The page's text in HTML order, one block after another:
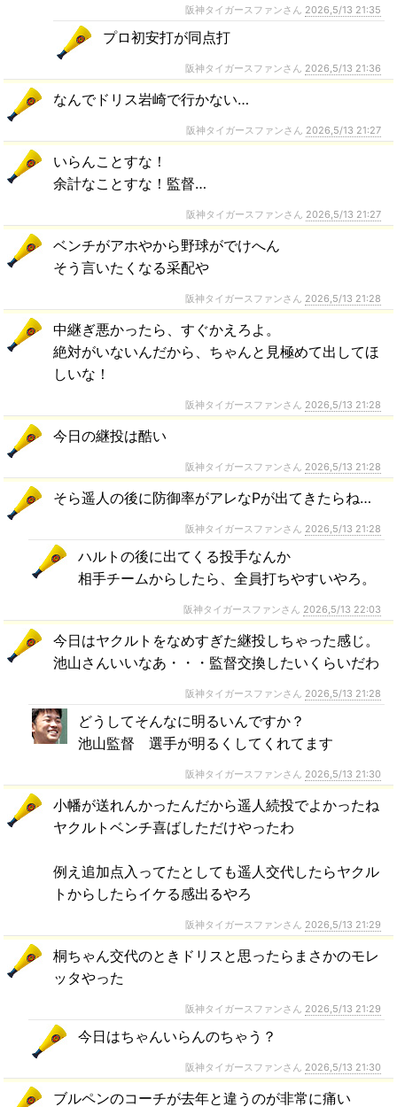
阪神タイガースファンさん 2026,5/13 21:35
プロ初安打が同点打
阪神タイガースファンさん 2026,5/13 21:36
なんでドリス岩崎で行かない…
阪神タイガースファンさん 2026,5/13 21:27
いらんことすな！
余計なことすな！監督…
阪神タイガースファンさん 2026,5/13 21:27
ベンチがアホやから野球がでけへん
そう言いたくなる采配や
阪神タイガースファンさん 2026,5/13 21:28
中継ぎ悪かったら、すぐかえろよ。
絶対がいないんだから、ちゃんと見極めて出してほ
しいな！
阪神タイガースファンさん 2026,5/13 21:28
今日の継投は酷い
阪神タイガースファンさん 2026,5/13 21:28
そら遥人の後に防御率がアレなPが出てきたらね…
阪神タイガースファンさん 2026,5/13 21:28
ハルトの後に出てくる投手なんか
相手チームからしたら、全員打ちやすいやろ。
阪神タイガースファンさん 2026,5/13 22:03
今日はヤクルトをなめすぎた継投しちゃった感じ。
池山さんいいなあ・・・監督交換したいくらいだわ
阪神タイガースファンさん 2026,5/13 21:28
どうしてそんなに明るいんですか？
池山監督 選手が明るくしてくれてます
阪神タイガースファンさん 2026,5/13 21:30
小幡が送れんかったんだから遥人続投でよかったね
ヤクルトベンチ喜ばしただけやったわ
例え追加点入ってたとしても遥人交代したらヤクル
トからしたらイケる感出るやろ
阪神タイガースファンさん 2026,5/13 21:29
桐ちゃん交代のときドリスと思ったらまさかのモレ
ッタやった
阪神タイガースファンさん 2026,5/13 21:29
今日はちゃんいらんのちゃう？
阪神タイガースファンさん 2026,5/13 21:30
ブルペンのコーチが去年と違うのが非常に痛い